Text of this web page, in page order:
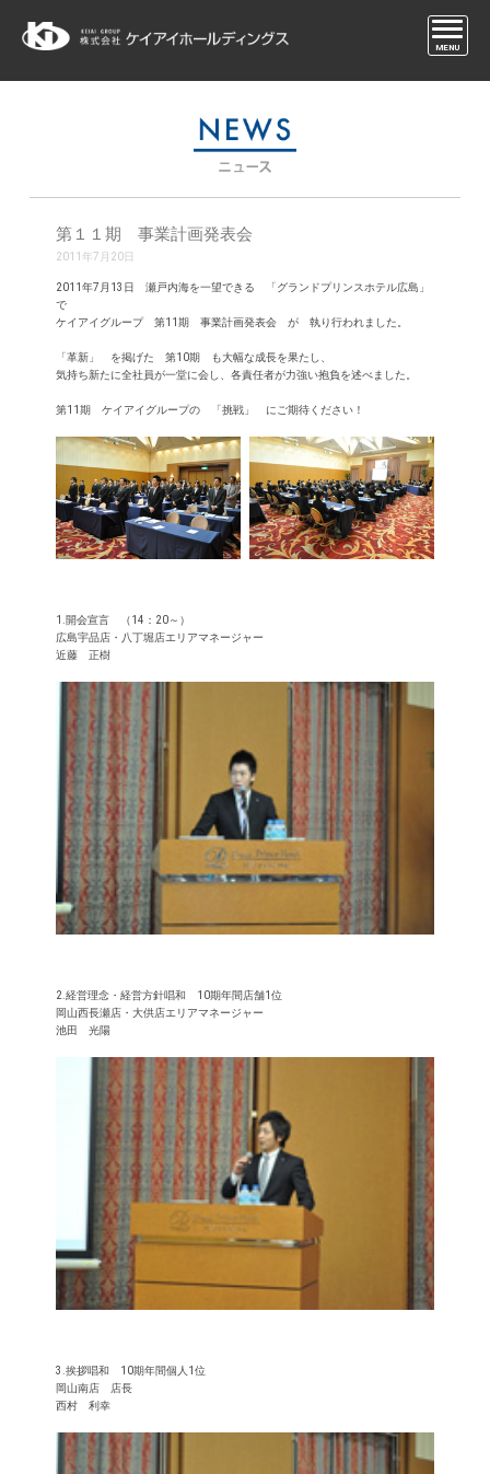
MENU
第１１期 事業計画発表会
2011年7月20日
2011年7月13日 瀬戸内海を一望できる 「グランドプリンスホテル広島」
で
ケイアイグループ 第11期 事業計画発表会 が 執り行われました。
「革新」 を掲げた 第10期 も大幅な成長を果たし、
気持ち新たに全社員が一堂に会し、各責任者が力強い抱負を述べました。
第11期 ケイアイグループの 「挑戦」 にご期待ください！
1.開会宣言 （14：20～）
広島宇品店・八丁堀店エリアマネージャー
近藤 正樹
2.経営理念・経営方針唱和 10期年間店舗1位
岡山西長瀬店・大供店エリアマネージャー
池田 光陽
3.挨拶唱和 10期年間個人1位
岡山南店 店長
西村 利幸